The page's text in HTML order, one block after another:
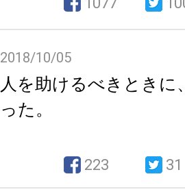
2018/10/05
人を助けるべきときに
った。
223 31